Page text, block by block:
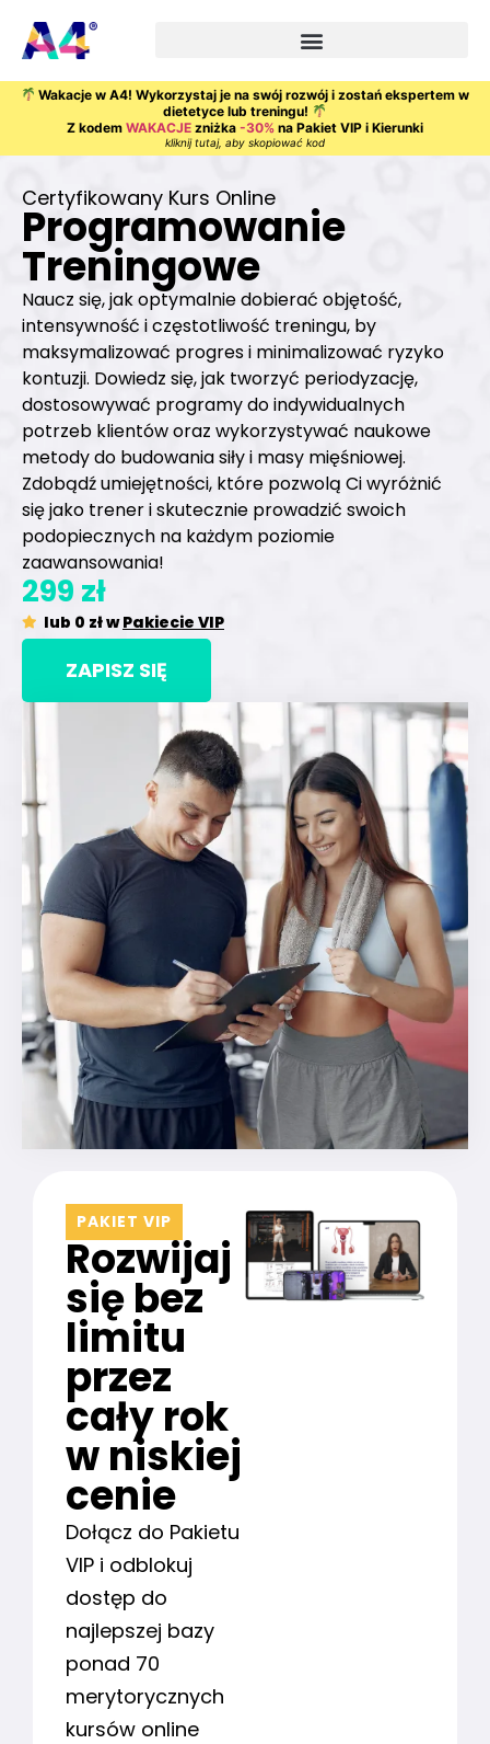
Wakacje w A4! Wykorzystaj je na swój rozwój i zostań ekspertem w
dietetyce lub treningu!
Z kodem WAKACJE zniżka -30% na Pakiet VIP i Kierunki
kliknij tutaj, aby skopiować kod
Certyfikowany Kurs Online
Programowanie
Treningowe
Naucz się, jak optymalnie dobierać objętość,
intensywność i częstotliwość treningu, by
maksymalizować progres i minimalizować ryzyko
kontuzji. Dowiedz się, jak tworzyć periodyzację,
dostosowywać programy do indywidualnych
potrzeb klientów oraz wykorzystywać naukowe
metody do budowania siły i masy mięśniowej.
Zdobądź umiejętności, które pozwolą Ci wyróżnić
się jako trener i skutecznie prowadzić swoich
podopiecznych na każdym poziomie
zaawansowania!
299 zł
lub 0 zł wPakiecie VIP
ZAPISZ SIĘ
PAKIET VIP
Rozwijaj
się bez
limitu
przez
cały rok
w niskiej
cenie
Dołącz do Pakietu
VIP i odblokuj
dostęp do
najlepszej bazy
ponad 70
merytorycznych
kursów online